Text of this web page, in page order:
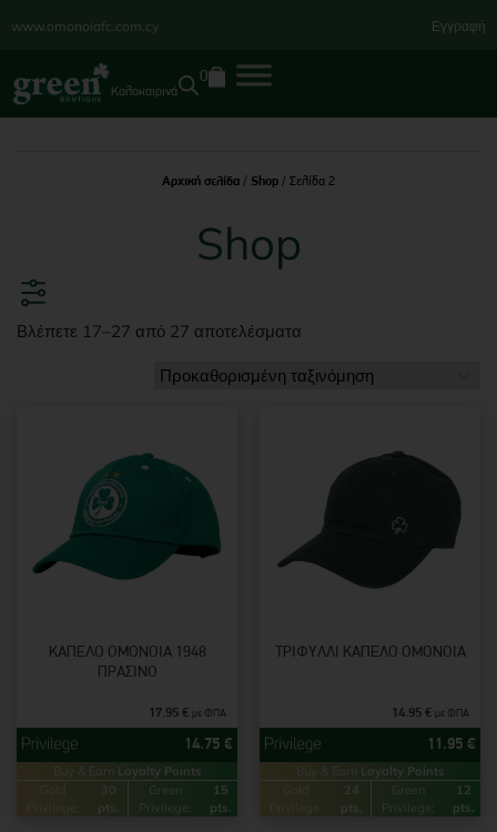
www.omonoiafc.com.cy Εγγραφή
Καλοκαιρινά
0
Αρχική σελίδα / Shop / Σελίδα 2
Shop
Βλέπετε 17–27 από 27 αποτελέσματα
ΚΑΠΈΛΟ ΟΜΌΝΟΙΑ 1948
ΠΡΆΣΙΝΟ
17.95 € με ΦΠΑ
14.75 €
Buy & Earn Loyalty Points
Gold
Privilege:
30
pts.
Green
Privilege:
15
pts.
ΤΡΙΦΎΛΛΙ ΚΑΠΈΛΟ ΟΜΌΝΟΙΑ
14.95 € με ΦΠΑ
11.95 €
Buy & Earn Loyalty Points
Gold
Privilege:
24
pts.
Green
Privilege:
12
pts.